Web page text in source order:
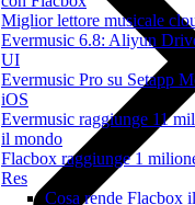
Miglior lettore musicale
Evermusic 6.8: Aliyun
UI
Evermusic Pro su Setapp
iOS
Evermusic raggiunge 11
il mondo
Flacbox raggiunge 1
Res
Cosa rende Flacbox